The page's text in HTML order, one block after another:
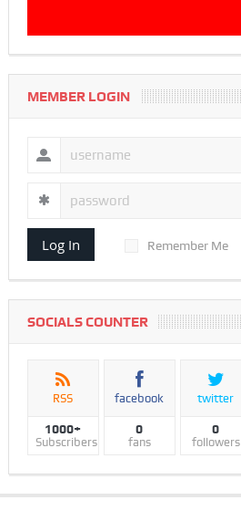
MEMBER LOGIN
Log In Remember Me
SOCIALS COUNTER
RSS
1000+
Subscribers
facebook
0
fans
twitter
0
followers